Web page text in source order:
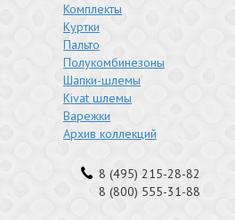
Комплекты
Куртки
Пальто
Полукомбинезоны
Шапки-шлемы
Kivat шлемы
Варежки
Архив коллекций
8 (495) 215-28-82
8 (800) 555-31-88